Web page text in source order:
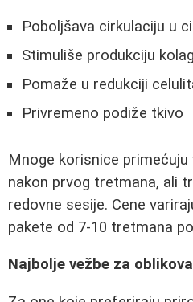
Poboljšava cirkulaciju u
Stimuliše produkciju
Pomaže u redukciji
Privremeno podiže tkivo
Mnoge korisnice
nakon prvog tretmana, ali
redovne sesije. Cene
pakete od 7-10 tretmana
Najbolje vežbe za